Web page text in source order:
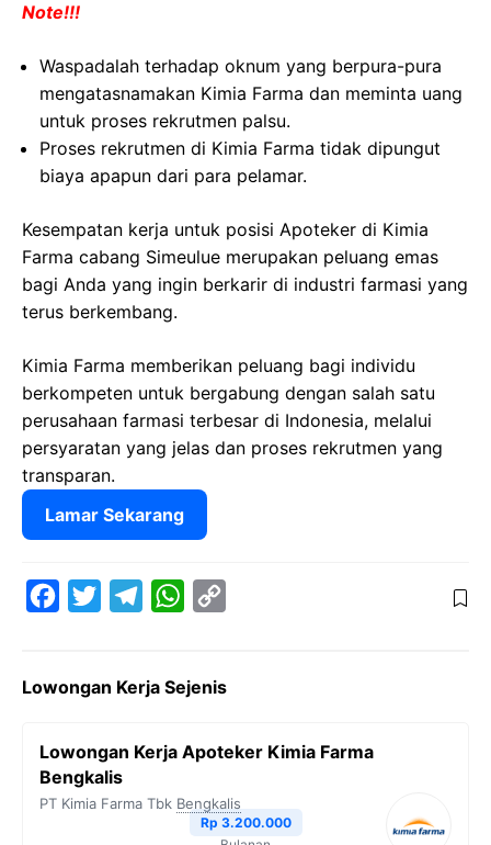
Note!!!
Waspadalah terhadap oknum yang berpura-pura
mengatasnamakan Kimia Farma dan meminta uang
untuk proses rekrutmen palsu.
Proses rekrutmen di Kimia Farma tidak dipungut
biaya apapun dari para pelamar.
Kesempatan kerja untuk posisi Apoteker di Kimia
Farma cabang Simeulue merupakan peluang emas
bagi Anda yang ingin berkarir di industri farmasi yang
terus berkembang.
Kimia Farma memberikan peluang bagi individu
berkompeten untuk bergabung dengan salah satu
perusahaan farmasi terbesar di Indonesia, melalui
persyaratan yang jelas dan proses rekrutmen yang
transparan.
Lamar Sekarang
e
o
o
t
e
r
e
r
a
W
t
A
y
i
n
k
Lowongan Kerja Sejenis
Lowongan Kerja Apoteker Kimia Farma
Bengkalis
PT Kimia Farma Tbk Bengkalis
Rp 3.200.000